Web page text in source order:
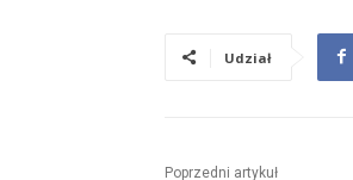
Udział
Poprzedni artykuł